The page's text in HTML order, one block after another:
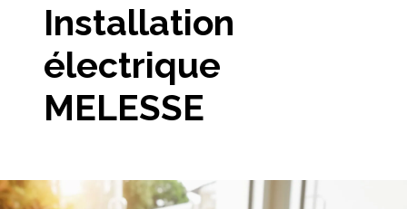
Installation
électrique
MELESSE